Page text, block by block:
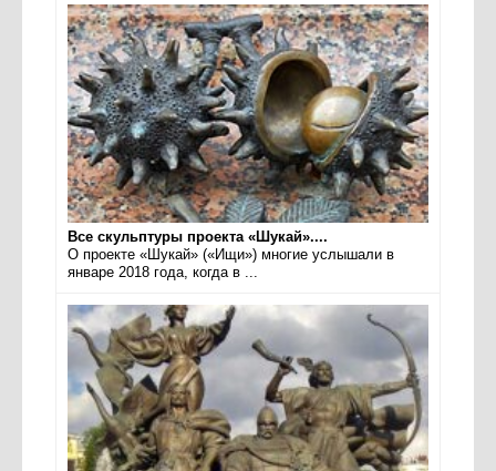
Все скульптуры проекта «Шукай»....
О проекте «Шукай» («Ищи») многие услышали в
январе 2018 года, когда в ...